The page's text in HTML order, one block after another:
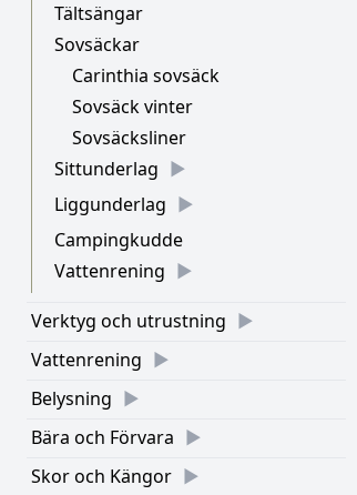
Tältsängar
Sovsäckar
Carinthia sovsäck
Sovsäck vinter
Sovsäcksliner
Sittunderlag
Liggunderlag
Campingkudde
Vattenrening
Verktyg och utrustning
Vattenrening
Belysning
Bära och Förvara
Skor och Kängor